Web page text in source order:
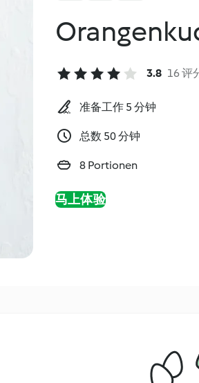
3.8 16 评
准备工作 5 分钟
总数 50 分钟
8 Portionen
马上体验